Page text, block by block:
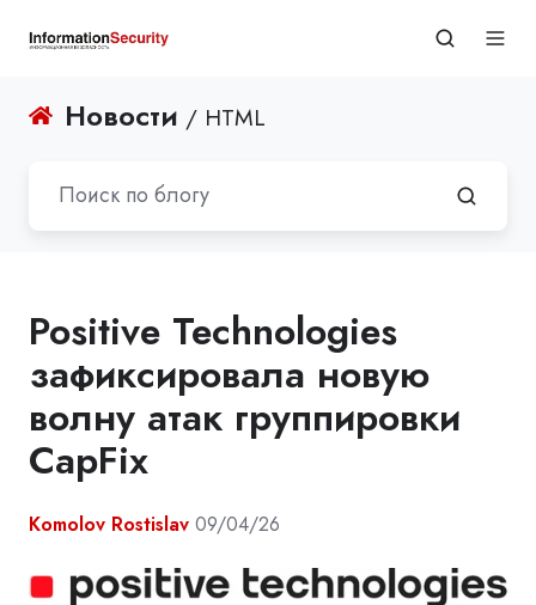
Новости / HTML
Positive Technologies
зафиксировала новую
волну атак группировки
CapFix
Komolov Rostislav 09/04/26